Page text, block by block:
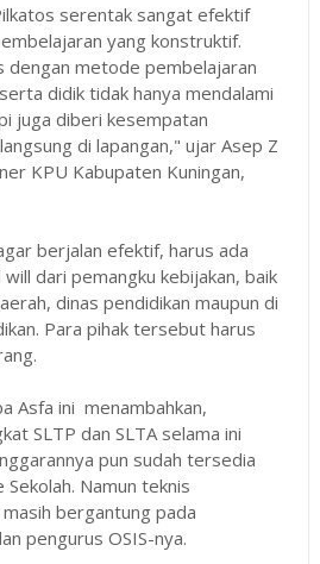
serentak sangat efektif
yang konstruktif.
dengan metode pembelajaran
didik tidak hanya mendalami
juga diberi kesempatan
di lapangan," ujar Asep Z
KPU Kabupaten Kuningan,
berjalan efektif, harus ada
dari pemangku kebijakan, baik
dinas pendidikan maupun di
Para pihak tersebut harus
Asfa ini menambahkan,
SLTP dan SLTA selama ini
pun sudah tersedia
Namun teknis
bergantung pada
pengurus OSIS-nya.